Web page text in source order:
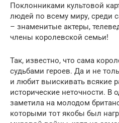
Поклонниками культовой
людей по всему миру, среди
– знаменитые актеры,
члены королевской семьи!
Так, известно, что сама
судьбами героев. Да и не
и любит выискивать всякие
исторические неточности. В
заметила на молодом
которыми тот якобы был